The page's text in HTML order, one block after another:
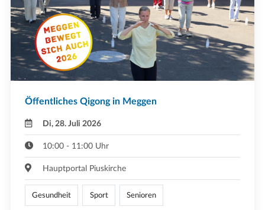
Öffentliches Qigong in Meggen
Di, 28. Juli 2026
10:00 - 11:00 Uhr
Hauptportal Piuskirche
Gesundheit Sport Senioren